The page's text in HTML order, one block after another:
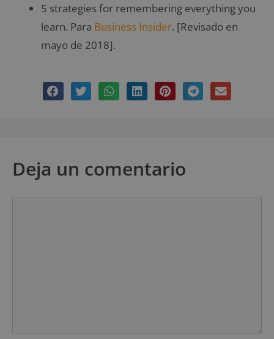
5 strategies for remembering everything you
learn. Para Business Insider. [Revisado en
mayo de 2018].
Deja un comentario